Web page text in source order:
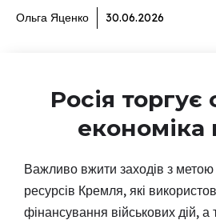
Ольга Яценко 30.06.2026
Росія
економіка
Важливо вжити заходів з
ресурсів Кремля, які
фінансування військових дій, а